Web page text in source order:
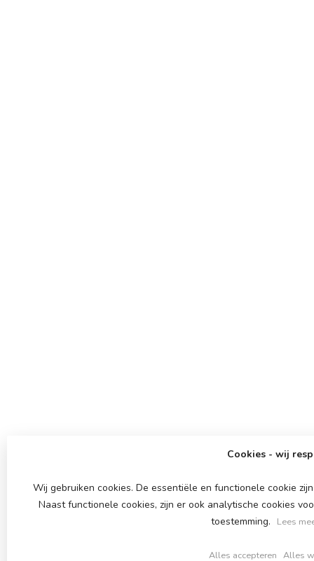
Cookies - wij
Wij gebruiken cookies. De essentiële en functionele cookie
Naast functionele cookies, zijn er ook analytische cookies
toestemming.
Lees
Alles accepteren Alles